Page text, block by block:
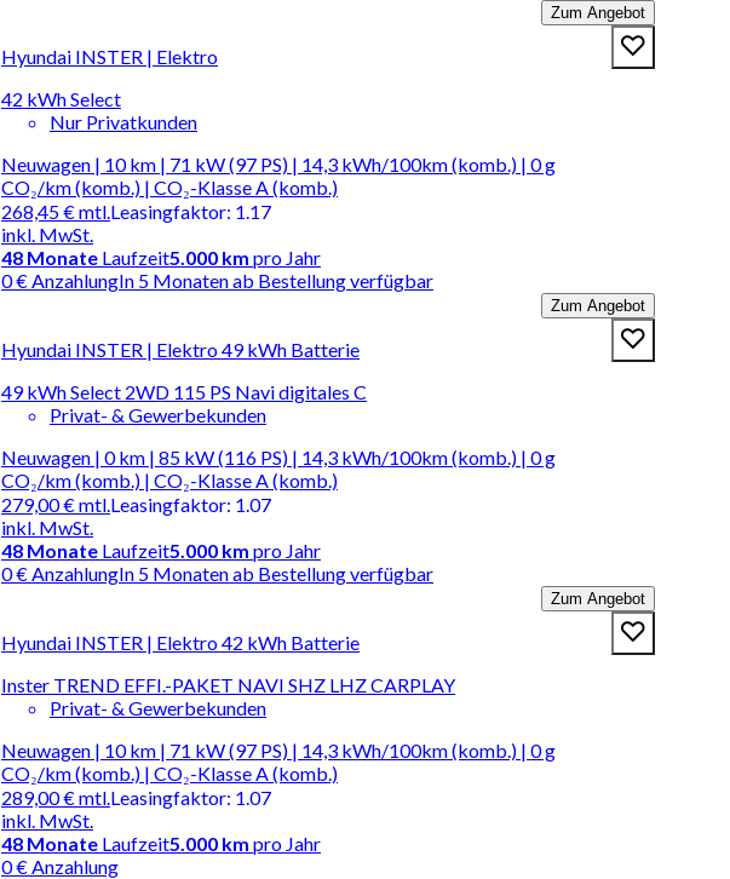
Zum Angebot
Hyundai INSTER | Elektro
42 kWh Select
Nur Privatkunden
Neuwagen | 10 km | 71 kW (97 PS) | 14,3 kWh/100km (komb.) | 0 g
CO₂/km (komb.) | CO₂-Klasse A (komb.)
268,45 €mtl.
inkl. MwSt.
Leasingfaktor: 1.17
48 Monate Laufzeit5.000 km pro Jahr
0 € AnzahlungIn 5 Monaten ab Bestellung verfügbar
Zum Angebot
Hyundai INSTER | Elektro 49 kWh Batterie
49 kWh Select 2WD 115 PS Navi digitales C
Privat- & Gewerbekunden
Neuwagen | 0 km | 85 kW (116 PS) | 14,3 kWh/100km (komb.) | 0 g
CO₂/km (komb.) | CO₂-Klasse A (komb.)
279,00 €mtl.
inkl. MwSt.
Leasingfaktor: 1.07
48 Monate Laufzeit5.000 km pro Jahr
0 € AnzahlungIn 5 Monaten ab Bestellung verfügbar
Zum Angebot
Hyundai INSTER | Elektro 42 kWh Batterie
Inster TREND EFFI.-PAKET NAVI SHZ LHZ CARPLAY
Privat- & Gewerbekunden
Neuwagen | 10 km | 71 kW (97 PS) | 14,3 kWh/100km (komb.) | 0 g
CO₂/km (komb.) | CO₂-Klasse A (komb.)
289,00 €mtl.
inkl. MwSt.
Leasingfaktor: 1.07
48 Monate Laufzeit5.000 km pro Jahr
0 € Anzahlung